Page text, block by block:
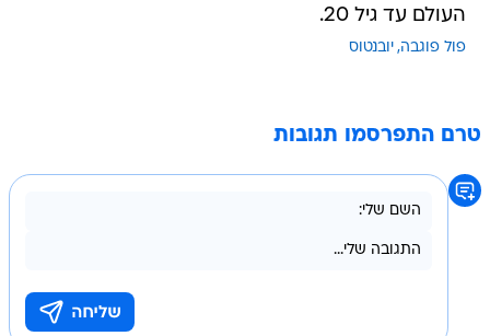
העולם עד גיל 20.
פול פוגבה יובנטוס
טרם התפרסמו תגובות